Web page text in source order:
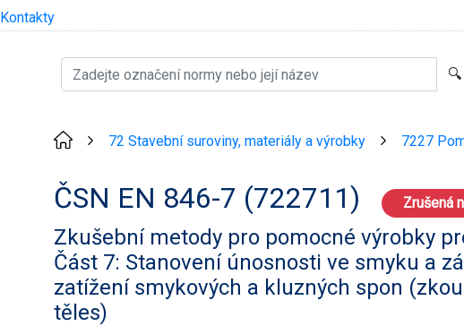
Kontakty
72 Stavební suroviny, materiály a výrobky 7227
ČSN EN 846-7 (722711) Zrušená
Zkušební metody pro pomocné výrobky
Část 7: Stanovení únosnosti ve smyku a
zatížení smykových a kluzných spon
těles)